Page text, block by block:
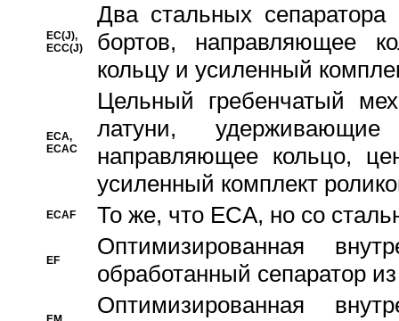
EC(J),
ECC(J)
Два стальных сепаратора
бортов, направляющее
кольцу и усиленный
ECA,
ECAC
Цельный гребенчатый
латуни,
направляющее кольцо,
усиленный комплект
ECAF То же, что ECA, но со
EF
Оптимизированная
обработанный сепаратор
Оптимизированная